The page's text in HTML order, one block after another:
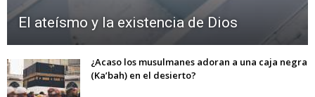
El ateísmo y la existencia de Dios
¿Acaso los musulmanes adoran a una caja negra
(Ka’bah) en el desierto?